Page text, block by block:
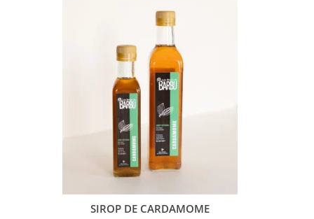
SIROP DE CARDAMOME